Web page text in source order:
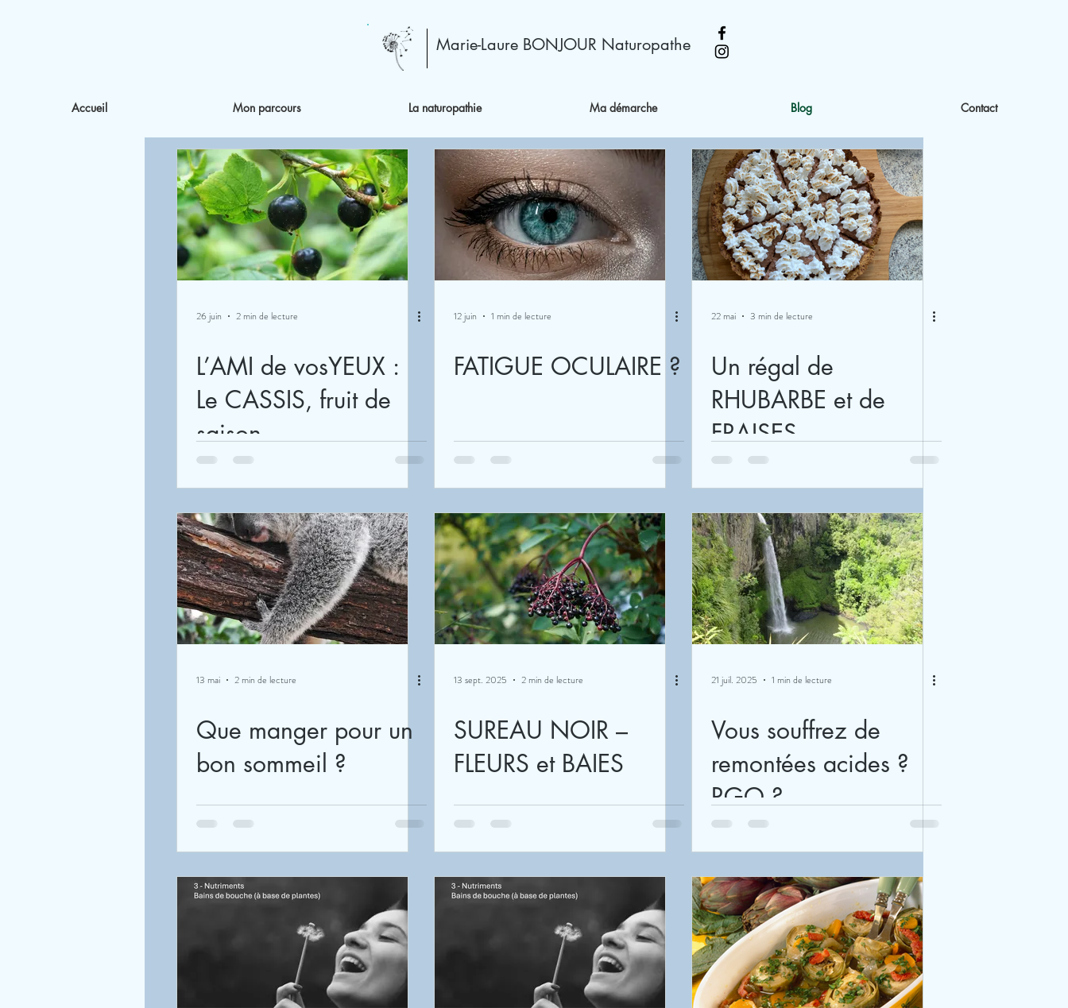
Marie-Laure BONJOUR Naturopathe
Accueil Mon parcours La naturopathie Ma démarche Blog Contact
26 juin 2 min de lecture
L’AMI de vosYEUX :
Le CASSIS, fruit de
saison
12 juin 1 min de lecture
FATIGUE OCULAIRE ?
22 mai 3 min de lecture
Un régal de
RHUBARBE et de
FRAISES
13 mai 2 min de lecture
Que manger pour un
bon sommeil ?
13 sept. 2025 2 min de lecture
SUREAU NOIR –
FLEURS et BAIES
21 juil. 2025 1 min de lecture
Vous souffrez de
remontées acides ?
RGO ?